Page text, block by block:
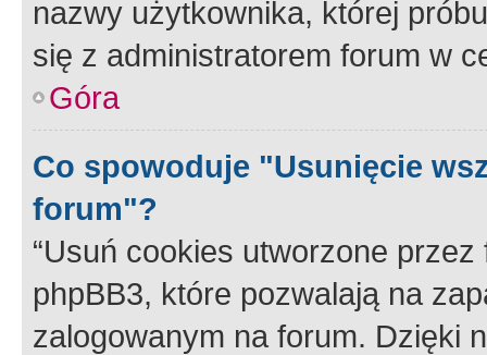
nazwy użytkownika, której
się z administratorem forum w
Góra
Co spowoduje "Usunięcie
forum"?
“Usuń cookies utworzone
phpBB3, które pozwalają na
zalogowanym na forum. Dzięki